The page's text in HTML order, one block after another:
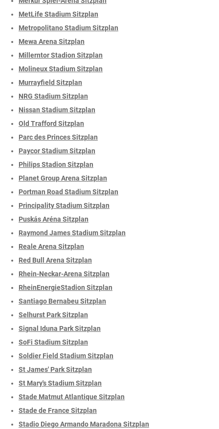
MetLife Stadium Sitzplan
Metropolitano Stadium Sitzplan
Mewa Arena Sitzplan
Millerntor Stadion Sitzplan
Molineux Stadium Sitzplan
Murrayfield Sitzplan
NRG Stadium Sitzplan
Nissan Stadium Sitzplan
Old Trafford Sitzplan
Parc des Princes Sitzplan
Paycor Stadium Sitzplan
Philips Stadion Sitzplan
Planet Group Arena Sitzplan
Portman Road Stadium Sitzplan
Principality Stadium Sitzplan
Puskás Aréna Sitzplan
Raymond James Stadium Sitzplan
Reale Arena Sitzplan
Red Bull Arena Sitzplan
Rhein-Neckar-Arena Sitzplan
RheinEnergieStadion Sitzplan
Santiago Bernabeu Sitzplan
Selhurst Park Sitzplan
Signal Iduna Park Sitzplan
SoFi Stadium Sitzplan
Soldier Field Stadium Sitzplan
St James' Park Sitzplan
St Mary's Stadium Sitzplan
Stade Matmut Atlantique Sitzplan
Stade de France Sitzplan
Stadio Diego Armando Maradona Sitzplan